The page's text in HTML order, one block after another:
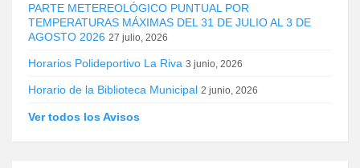
PARTE METEREOLÓGICO PUNTUAL POR
TEMPERATURAS MÁXIMAS DEL 31 DE JULIO AL 3 DE
AGOSTO 2026 27 julio, 2026
Horarios Polideportivo La Riva 3 junio, 2026
Horario de la Biblioteca Municipal 2 junio, 2026
Ver todos los Avisos